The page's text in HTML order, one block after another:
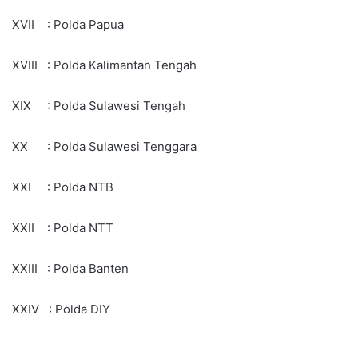
XVII : Polda Papua
XVIII : Polda Kalimantan Tengah
XIX : Polda Sulawesi Tengah
XX : Polda Sulawesi Tenggara
XXI : Polda NTB
XXII : Polda NTT
XXIII : Polda Banten
XXIV : Polda DIY